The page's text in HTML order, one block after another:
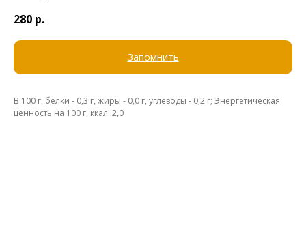
280 р.
Запомнить
В 100 г: белки - 0,3 г, жиры - 0,0 г, углеводы - 0,2 г; Энергетическая
ценность на 100 г, ккал: 2,0